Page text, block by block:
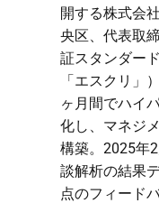
開する株式会
央区、代表取
証スタンダー
「エスクリ」
ヶ月間でハイ
化し、マネジ
構築。2025年
談解析の結果
点のフィード